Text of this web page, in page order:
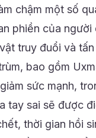
chậm một số
phiền của
truy đuổi và
bao gồm
sức mạnh,
tay sai sẽ được
thời gian hồi